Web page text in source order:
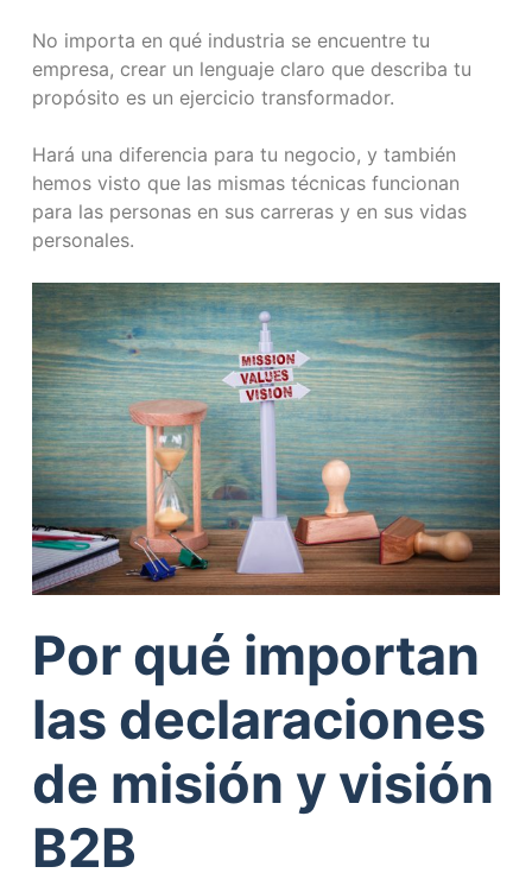
No importa en qué industria se encuentre tu
empresa, crear un lenguaje claro que describa tu
propósito es un ejercicio transformador.
Hará una diferencia para tu negocio, y también
hemos visto que las mismas técnicas funcionan
para las personas en sus carreras y en sus vidas
personales.
Por qué importan
las declaraciones
de misión y visión
B2B